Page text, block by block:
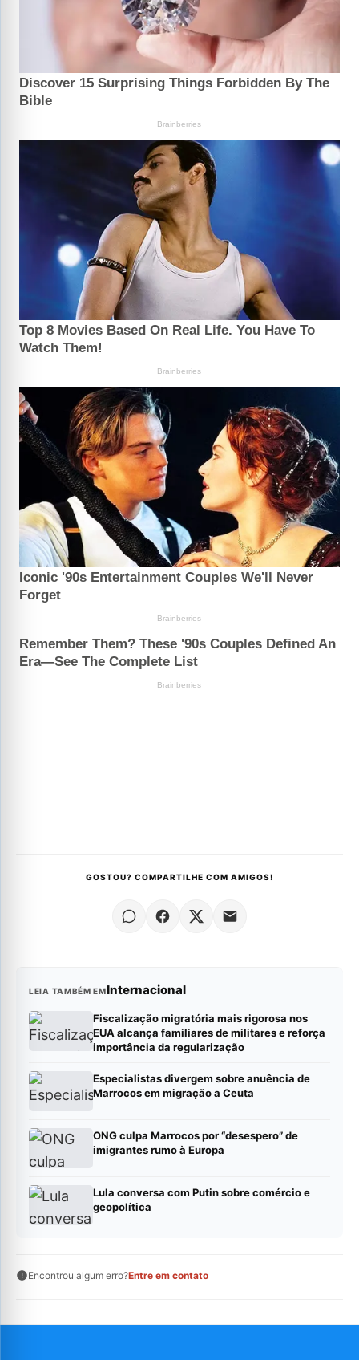
GOSTOU? COMPARTILHE COM AMIGOS!
LEIA TAMBÉM EMInternacional
Fiscalização migratória mais rigorosa nos
EUA alcança familiares de militares e reforça
importância da regularização
Especialistas divergem sobre anuência de
Marrocos em migração a Ceuta
ONG culpa Marrocos por “desespero” de
imigrantes rumo à Europa
Lula conversa com Putin sobre comércio e
geopolítica
Encontrou algum erro?Entre em contato